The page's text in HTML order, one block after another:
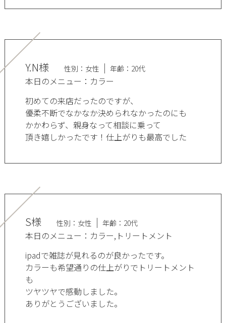
Y.N様 性別：女性 年齢：20代
本日のメニュー：カラー
初めての来店だったのですが、
優柔不断でなかなか決められなかったのにも
かかわらず、親身なって相談に乗って
頂き嬉しかったです！仕上がりも最高でした
S様 性別：女性 年齢：20代
本日のメニュー：カラー,トリートメント
ipadで雑誌が見れるのが良かったです。
カラーも希望通りの仕上がりでトリートメント
も
ツヤツヤで感動しました。
ありがとうございました。